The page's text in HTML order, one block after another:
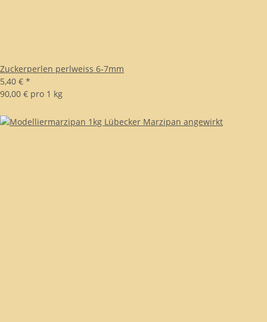
Zuckerperlen perlweiss 6-7mm
5,40 € *
90,00 € pro 1 kg